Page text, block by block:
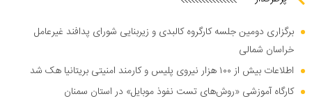
برگزاری دومین جلسه کارگروه کالبدی و زیربنایی شورای پدافند غیرعامل
خراسان شمالی
اطلاعات بیش از ۱۰۰ هزار نیروی پلیس و کارمند امنیتی بریتانیا هک شد
کارگاه آموزشی «روش‌های تست نفوذ موبایل» در استان سمنان